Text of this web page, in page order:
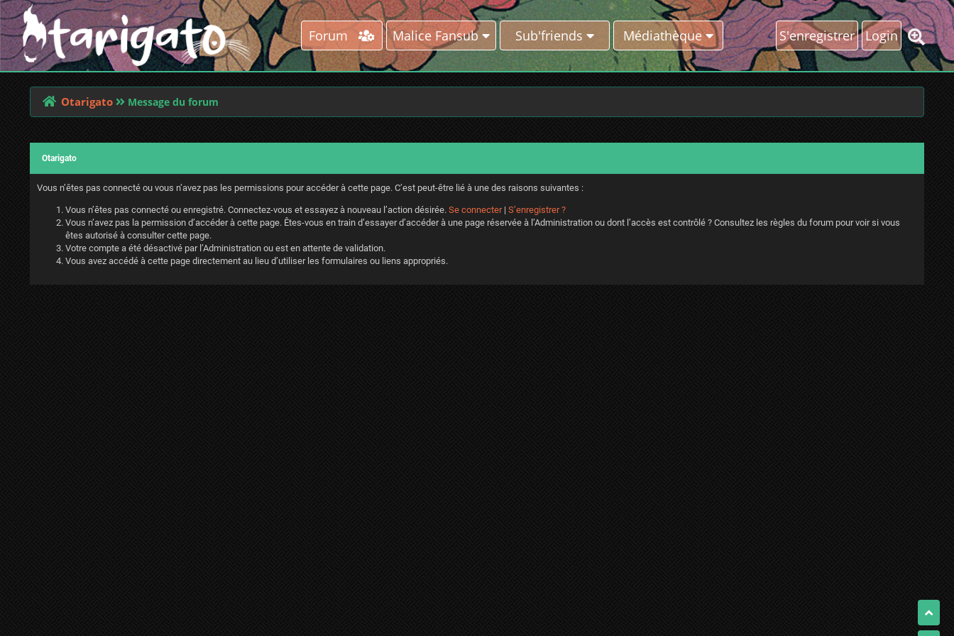
Forum Malice Fansub Sub'friends Médiathèque S'enregistrer Login
Otarigato Message du forum
Otarigato
Vous n’êtes pas connecté ou vous n’avez pas les permissions pour accéder à cette page. C’est peut-être lié à une des raisons suivantes :
Vous n’êtes pas connecté ou enregistré. Connectez-vous et essayez à nouveau l’action désirée. Se connecter| S’enregistrer ?
Vous n’avez pas la permission d’accéder à cette page. Êtes-vous en train d’essayer d’accéder à une page réservée à l’Administration ou dont l’accès est contrôlé ? Consultez les règles du forum pour voir si vous
êtes autorisé à consulter cette page.
Votre compte a été désactivé par l’Administration ou est en attente de validation.
Vous avez accédé à cette page directement au lieu d’utiliser les formulaires ou liens appropriés.